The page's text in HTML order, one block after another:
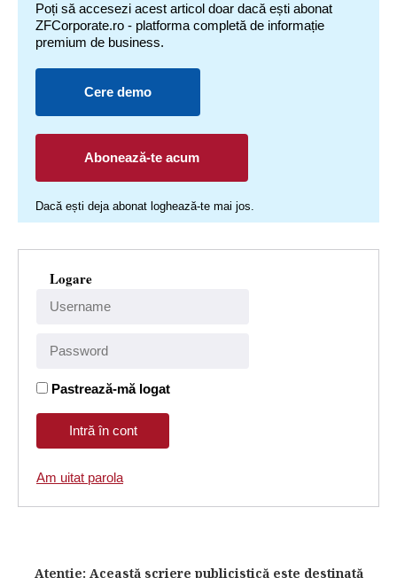
Poți să accesezi acest articol doar dacă ești abonat
ZFCorporate.ro - platforma completă de informație
premium de business.
Cere demo
Abonează-te acum
Dacă ești deja abonat loghează-te mai jos.
Logare
Pastrează-mă logat
Am uitat parola
Atenţie: Această scriere publicistică este destinată